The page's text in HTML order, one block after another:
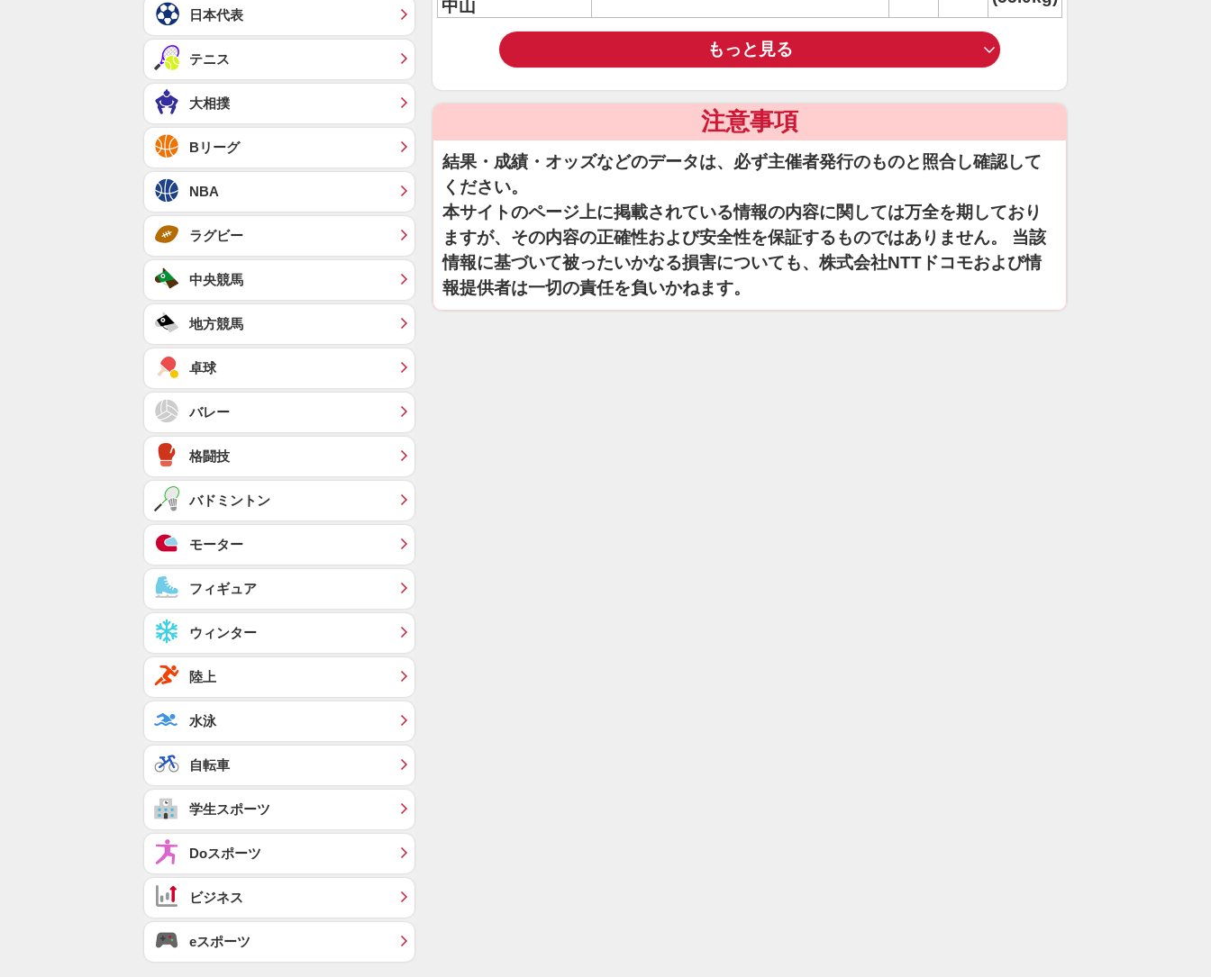
中山
もっと見る
注意事項
結果・成績・オッズなどのデータは、必ず主催者発行のものと照合し確認して
ください。
本サイトのページ上に掲載されている情報の内容に関しては万全を期しており
ますが、その内容の正確性および安全性を保証するものではありません。 当該
情報に基づいて被ったいかなる損害についても、株式会社NTTドコモおよび情
報提供者は一切の責任を負いかねます。
日本代表
テニス
大相撲
Bリーグ
NBA
ラグビー
中央競馬
地方競馬
卓球
バレー
格闘技
バドミントン
モーター
フィギュア
ウィンター
陸上
水泳
自転車
学生スポーツ
Doスポーツ
ビジネス
eスポーツ